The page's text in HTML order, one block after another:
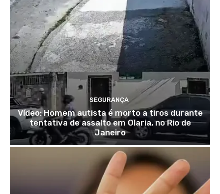
SEGURANÇA
Vídeo: Homem autista é morto a tiros durante
tentativa de assalto em Olaria, no Rio de
Janeiro